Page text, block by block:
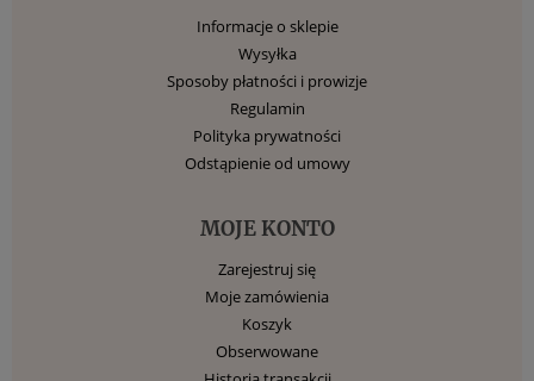
Informacje o sklepie
Wysyłka
Sposoby płatności i prowizje
Regulamin
Polityka prywatności
Odstąpienie od umowy
MOJE KONTO
Zarejestruj się
Moje zamówienia
Koszyk
Obserwowane